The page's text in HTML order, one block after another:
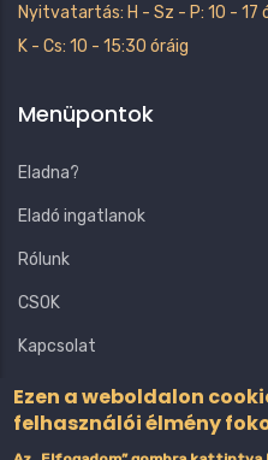
Nyitvatartás: H - Sz - P: 10 - 17
K - Cs: 10 - 15:30 óráig
Menüpontok
Eladna?
Eladó ingatlanok
Rólunk
CSOK
Kapcsolat
Ezen a weboldalon
felhasználói élmény